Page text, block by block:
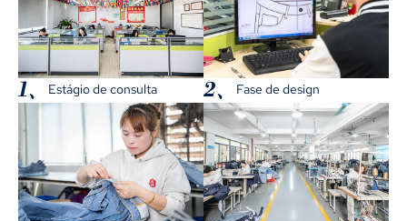
1、 Estágio de consulta 2、 Fase de design